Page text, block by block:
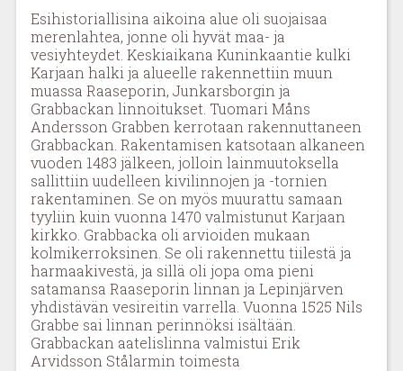
Esihistoriallisina aikoina alue oli suojaisaa
merenlahtea, jonne oli hyvät maa- ja
vesiyhteydet. Keskiaikana Kuninkaantie kulki
Karjaan halki ja alueelle rakennettiin muun
muassa Raaseporin, Junkarsborgin ja
Grabbackan linnoitukset. Tuomari Måns
Andersson Grabben kerrotaan rakennuttaneen
Grabbackan. Rakentamisen katsotaan alkaneen
vuoden 1483 jälkeen, jolloin lainmuutoksella
sallittiin uudelleen kivilinnojen ja -tornien
rakentaminen. Se on myös muurattu samaan
tyyliin kuin vuonna 1470 valmistunut Karjaan
kirkko. Grabbacka oli arvioiden mukaan
kolmikerroksinen. Se oli rakennettu tiilestä ja
harmaakivestä, ja sillä oli jopa oma pieni
satamansa Raaseporin linnan ja Lepinjärven
yhdistävän vesireitin varrella. Vuonna 1525 Nils
Grabbe sai linnan perinnöksi isältään.
Grabbackan aatelislinna valmistui Erik
Arvidsson Stålarmin toimesta